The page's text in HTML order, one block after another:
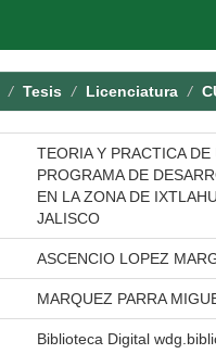
Tesis Licenciatura
TEORIA Y PRACTICA DE
PROGRAMA DE
EN LA ZONA DE
JALISCO
ASCENCIO LOPEZ
MARQUEZ PARRA
Biblioteca Digital